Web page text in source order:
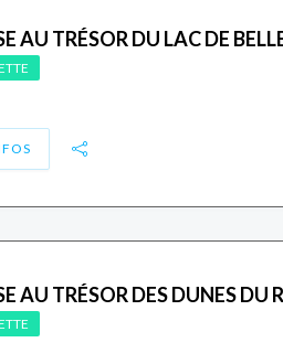
AU TRÉSOR DU LAC DE
AU TRÉSOR DES DUNES DU